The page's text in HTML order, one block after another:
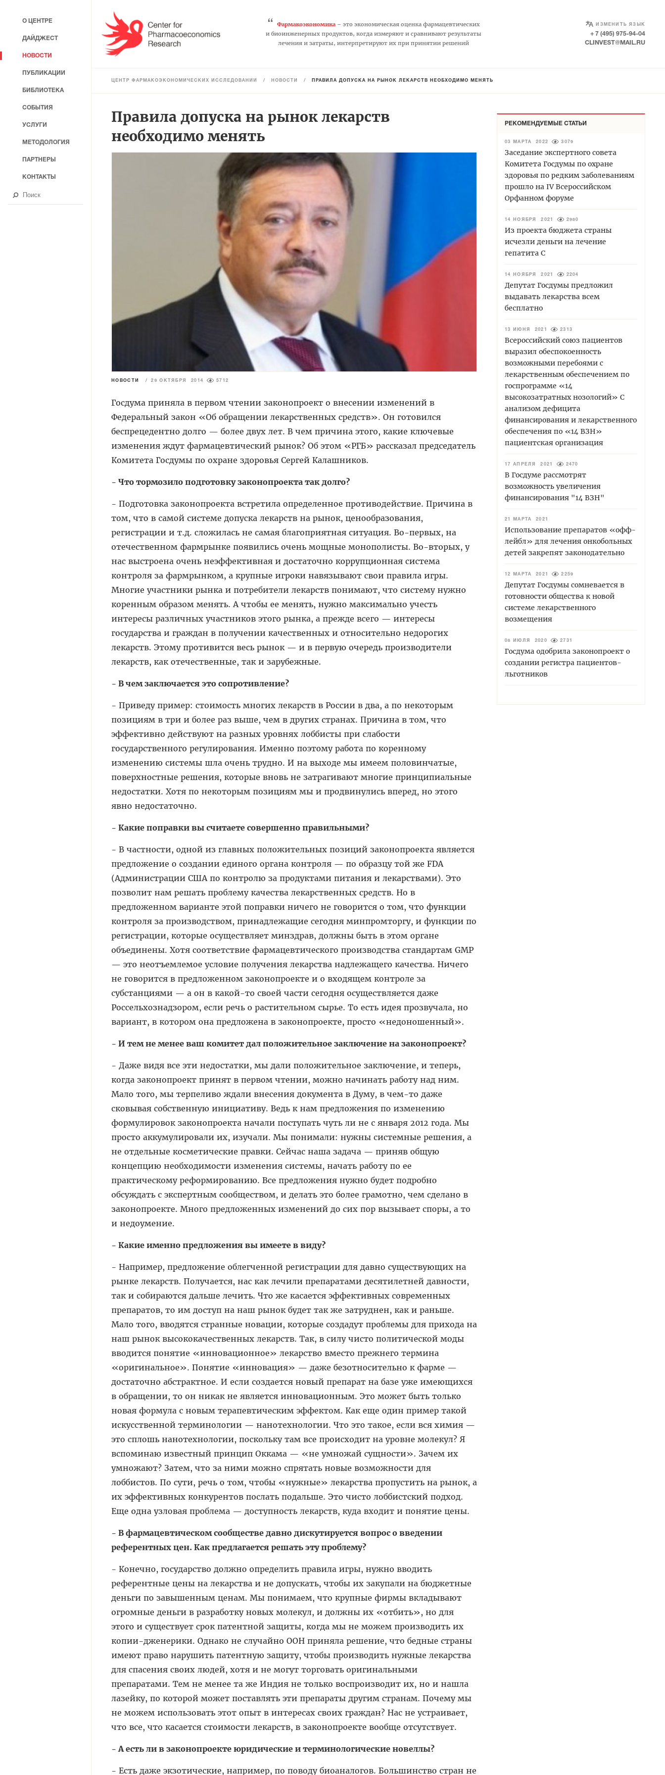
“ Фармакоэкономика– это экономическая оценка фармацевтических
и биоинженерных продуктов, когда измеряют и сравнивают результаты
лечения и затраты, интерпретируют их при принятии решений
ИЗМЕНИТЬ ЯЗЫК
SELECT LANGUAGE
+ 7 (495) 975-94-04
CLINVEST@MAIL.RU
ЦЕНТР ФАРМАКОЭКОНОМИЧЕСКИХ ИССЛЕДОВАНИЙ / НОВОСТИ / ПРАВИЛА ДОПУСКА НА РЫНОК ЛЕКАРСТВ НЕОБХОДИМО МЕНЯТЬ
Правила допуска на рынок лекарств
необходимо менять
НОВОСТИ / 29 ОКТЯБРЯ 2014 5712
Госдума приняла в первом чтении законопроект о внесении изменений в
Федеральный закон «Об обращении лекарственных средств». Он готовился
беспрецедентно долго — более двух лет. В чем причина этого, какие ключевые
изменения ждут фармацевтический рынок? Об этом «РГБ» рассказал председатель
Комитета Госдумы по охране здоровья Сергей Калашников.
- Что тормозило подготовку законопроекта так долго?
- Подготовка законопроекта встретила определенное противодействие. Причина в
том, что в самой системе допуска лекарств на рынок, ценообразования,
регистрации и т.д. сложилась не самая благоприятная ситуация. Во-первых, на
отечественном фармрынке появились очень мощные монополисты. Во-вторых, у
нас выстроена очень неэффективная и достаточно коррупционная система
контроля за фармрынком, а крупные игроки навязывают свои правила игры.
Многие участники рынка и потребители лекарств понимают, что систему нужно
коренным образом менять. А чтобы ее менять, нужно максимально учесть
интересы различных участников этого рынка, а прежде всего — интересы
государства и граждан в получении качественных и относительно недорогих
лекарств. Этому противится весь рынок — и в первую очередь производители
лекарств, как отечественные, так и зарубежные.
- В чем заключается это сопротивление?
- Приведу пример: стоимость многих лекарств в России в два, а по некоторым
позициям в три и более раз выше, чем в других странах. Причина в том, что
эффективно действуют на разных уровнях лоббисты при слабости
государственного регулирования. Именно поэтому работа по коренному
изменению системы шла очень трудно. И на выходе мы имеем половинчатые,
поверхностные решения, которые вновь не затрагивают многие принципиальные
недостатки. Хотя по некоторым позициям мы и продвинулись вперед, но этого
явно недостаточно.
- Какие поправки вы считаете совершенно правильными?
- В частности, одной из главных положительных позиций законопроекта является
предложение о создании единого органа контроля — по образцу той же FDA
(Администрации США по контролю за продуктами питания и лекарствами). Это
позволит нам решать проблему качества лекарственных средств. Но в
предложенном варианте этой поправки ничего не говорится о том, что функции
контроля за производством, принадлежащие сегодня минпромторгу, и функции по
регистрации, которые осуществляет минздрав, должны быть в этом органе
объединены. Хотя соответствие фармацевтического производства стандартам GMP
— это неотъемлемое условие получения лекарства надлежащего качества. Ничего
не говорится в предложенном законопроекте и о входящем контроле за
субстанциями — а он в какой-то своей части сегодня осуществляется даже
Россельхознадзором, если речь о растительном сырье. То есть идея прозвучала, но
вариант, в котором она предложена в законопроекте, просто «недоношенный».
- И тем не менее ваш комитет дал положительное заключение на законопроект?
- Даже видя все эти недостатки, мы дали положительное заключение, и теперь,
когда законопроект принят в первом чтении, можно начинать работу над ним.
Мало того, мы терпеливо ждали внесения документа в Думу, в чем-то даже
сковывая собственную инициативу. Ведь к нам предложения по изменению
формулировок законопроекта начали поступать чуть ли не с января 2012 года. Мы
просто аккумулировали их, изучали. Мы понимали: нужны системные решения, а
не отдельные косметические правки. Сейчас наша задача — приняв общую
концепцию необходимости изменения системы, начать работу по ее
практическому реформированию. Все предложения нужно будет подробно
обсуждать с экспертным сообществом, и делать это более грамотно, чем сделано в
законопроекте. Много предложенных изменений до сих пор вызывает споры, а то
и недоумение.
- Какие именно предложения вы имеете в виду?
- Например, предложение облегченной регистрации для давно существующих на
рынке лекарств. Получается, нас как лечили препаратами десятилетней давности,
так и собираются дальше лечить. Что же касается эффективных современных
препаратов, то им доступ на наш рынок будет так же затруднен, как и раньше.
Мало того, вводятся странные новации, которые создадут проблемы для прихода на
наш рынок высококачественных лекарств. Так, в силу чисто политической моды
вводится понятие «инновационное» лекарство вместо прежнего термина
«оригинальное». Понятие «инновация» — даже безотносительно к фарме —
достаточно абстрактное. И если создается новый препарат на базе уже имеющихся
в обращении, то он никак не является инновационным. Это может быть только
новая формула с новым терапевтическим эффектом. Как еще один пример такой
искусственной терминологии — нанотехнологии. Что это такое, если вся химия —
это сплошь нанотехнологии, поскольку там все происходит на уровне молекул? Я
вспоминаю известный принцип Оккама — «не умножай сущности». Зачем их
умножают? Затем, что за ними можно спрятать новые возможности для
лоббистов. По сути, речь о том, чтобы «нужные» лекарства пропустить на рынок, а
их эффективных конкурентов послать подальше. Это чисто лоббистский подход.
Еще одна узловая проблема — доступность лекарств, куда входит и понятие цены.
- В фармацевтическом сообществе давно дискутируется вопрос о введении
референтных цен. Как предлагается решать эту проблему?
- Конечно, государство должно определить правила игры, нужно вводить
референтные цены на лекарства и не допускать, чтобы их закупали на бюджетные
деньги по завышенным ценам. Мы понимаем, что крупные фирмы вкладывают
огромные деньги в разработку новых молекул, и должны их «отбить», но для
этого и существует срок патентной защиты, когда мы не можем производить их
копии-дженерики. Однако не случайно ООН приняла решение, что бедные страны
имеют право нарушить патентную защиту, чтобы производить нужные лекарства
для спасения своих людей, хотя и не могут торговать оригинальными
препаратами. Тем не менее та же Индия не только воспроизводит их, но и нашла
лазейку, по которой может поставлять эти препараты другим странам. Почему мы
не можем использовать этот опыт в интересах своих граждан? Нас не устраивает,
что все, что касается стоимости лекарств, в законопроекте вообще отсутствует.
- А есть ли в законопроекте юридические и терминологические новеллы?
- Есть даже экзотические, например, по поводу биоаналогов. Большинство стран не
РЕКОМЕНДУЕМЫЕ СТАТЬИ
03 МАРТА 2022 3079
Заседание экспертного совета
Комитета Госдумы по охране
здоровья по редким заболеваниям
прошло на IV Всероссийском
Орфанном форуме
14 НОЯБРЯ 2021 2980
Из проекта бюджета страны
исчезли деньги на лечение
гепатита С
14 НОЯБРЯ 2021 2204
Депутат Госдумы предложил
выдавать лекарства всем
бесплатно
13 ИЮНЯ 2021 2313
Всероссийский союз пациентов
выразил обеспокоенность
возможными перебоями с
лекарственным обеспечением по
госпрограмме «14
высокозатратных нозологий» С
анализом дефицита
финансирования и лекарственного
обеспечения по «14 ВЗН»
пациентская организация
17 АПРЕЛЯ 2021 2470
В Госдуме рассмотрят
возможность увеличения
финансирования "14 ВЗН"
21 МАРТА 2021
Использование препаратов «офф-
лейбл» для лечения онкобольных
детей закрепят законодательно
12 МАРТА 2021 2259
Депутат Госдумы сомневается в
готовности общества к новой
системе лекарственного
возмещения
08 ИЮЛЯ 2020 2731
Госдума одобрила законопроект о
создании регистра пациентов-
льготников
О ЦЕНТРЕ
ДАЙДЖЕСТ
НОВОСТИ
ПУБЛИКАЦИИ
БИБЛИОТЕКА
СОБЫТИЯ
УСЛУГИ
МЕТОДОЛОГИЯ
ПАРТНЕРЫ
КОНТАКТЫ